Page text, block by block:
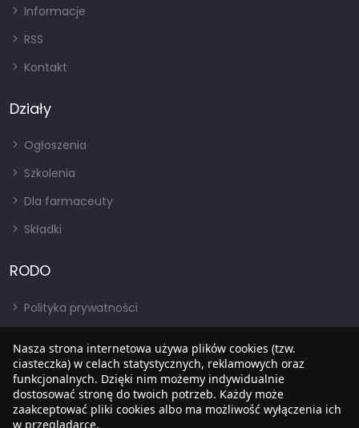
Informacje
RSS
Kontakt
Działy
Ogłoszenia
Szkolenia
Dla farmaceuty
Składki
RODO
Polityka prywatności
RODO
BIP
Nasza strona internetowa używa plików cookies (tzw.
ciasteczka) w celach statystycznych, reklamowych oraz
funkcjonalnych. Dzięki nim możemy indywidualnie
dostosować stronę do twoich potrzeb. Każdy może
zaakceptować pliki cookies albo ma możliwość wyłączenia ich
w przeglądarce.